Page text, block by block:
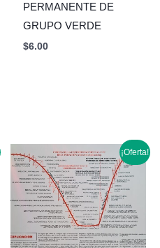
PERMANENTE DE
GRUPO VERDE
$6.00
¡Oferta!
Original
price
was:
$15.00.
Current
price
is:
$7.50.